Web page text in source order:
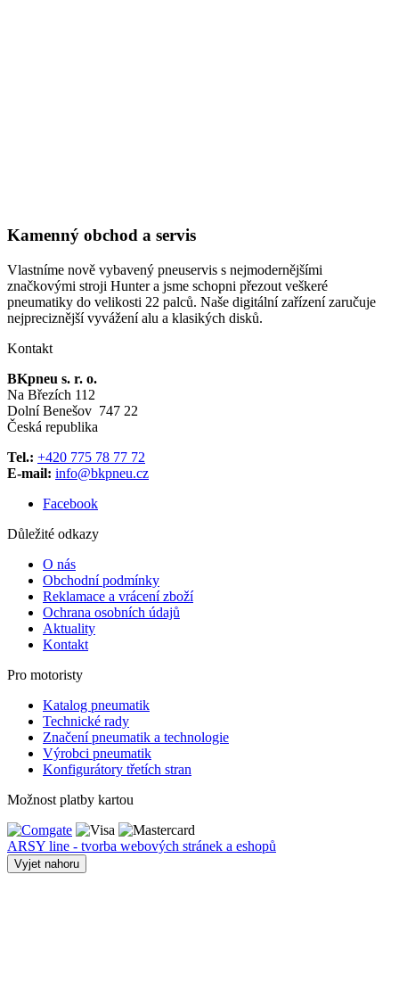
Kamenný obchod a servis
Vlastníme nově vybavený pneuservis s nejmodernějšími
značkovými stroji Hunter a jsme schopni přezout veškeré
pneumatiky do velikosti 22 palců. Naše digitální zařízení zaručuje
nejpreciznější vyvážení alu a klasikých disků.
Kontakt
BKpneu s. r. o.
Na Březích 112
Dolní Benešov 747 22
Česká republika
Tel.: +420 775 78 77 72
E-mail: info@bkpneu.cz
Facebook
Důležité odkazy
O nás
Obchodní podmínky
Reklamace a vrácení zboží
Ochrana osobních údajů
Aktuality
Kontakt
Pro motoristy
Katalog pneumatik
Technické rady
Značení pneumatik a technologie
Výrobci pneumatik
Konfigurátory třetích stran
Možnost platby kartou
ARSY line - tvorba webových stránek a eshopů
Vyjet nahoru